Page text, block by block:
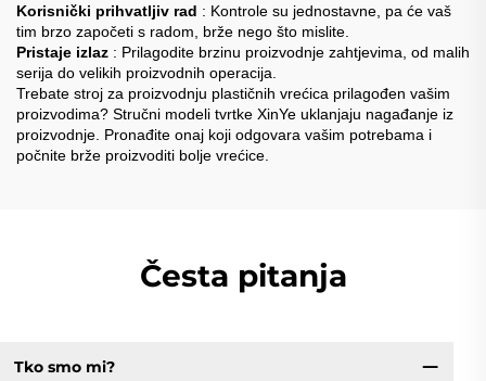
Korisnički prihvatljiv rad : Kontrole su jednostavne, pa će vaš
tim brzo započeti s radom, brže nego što mislite.
Pristaje izlaz : Prilagodite brzinu proizvodnje zahtjevima, od malih
serija do velikih proizvodnih operacija.
Trebate stroj za proizvodnju plastičnih vrećica prilagođen vašim
proizvodima? Stručni modeli tvrtke XinYe uklanjaju nagađanje iz
proizvodnje. Pronađite onaj koji odgovara vašim potrebama i
počnite brže proizvoditi bolje vrećice.
Česta pitanja
Tko smo mi?